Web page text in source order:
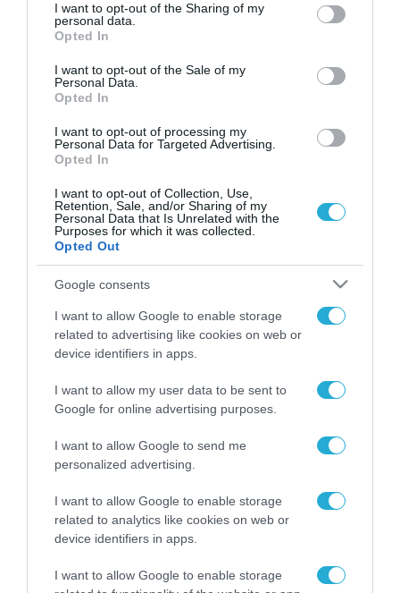
not limited to your visit or usage behaviour. You may click to
grant or deny consent to Google and its third-party tags to
use your data for below specified purposes in below Google
consent section.
I want to opt-out of the Sharing of my
personal data.
Opted In
I want to opt-out of the Sale of my
Personal Data.
Opted In
I want to opt-out of processing my
Personal Data for Targeted Advertising.
Opted In
I want to opt-out of Collection, Use,
Retention, Sale, and/or Sharing of my
Personal Data that Is Unrelated with the
Purposes for which it was collected.
Opted Out
Google consents
I want to allow Google to enable storage
related to advertising like cookies on web or
device identifiers in apps.
I want to allow my user data to be sent to
Google for online advertising purposes.
I want to allow Google to send me
personalized advertising.
I want to allow Google to enable storage
related to analytics like cookies on web or
device identifiers in apps.
I want to allow Google to enable storage
01.08.2025 | 20:10
Δείτε πώς η ευστροφία Ρώσου στρατιώτη
τον έσωσε από βέβαιο θάνατο για να μην
τον χτυπήσει ουκρανικό drone (βίντεο)
ουκρανικό FPV, το οποίο λίγο αργότερα έπεσε στο
έδαφος και εξερράγη
FOCUS ON
07.08.2026 | 14:02
επιθέσεις στη ρωσική